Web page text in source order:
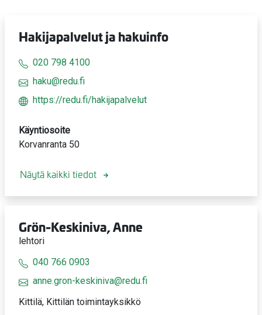
Hakijapalvelut ja hakuinfo
020 798 4100
haku@redu.fi
https://redu.fi/hakijapalvelut
Käyntiosoite
Korvanranta 50
Näytä kaikki tiedot
Grön-Keskiniva, Anne
lehtori
040 766 0903
anne.gron-keskiniva@redu.fi
Kittilä, Kittilän toimintayksikkö